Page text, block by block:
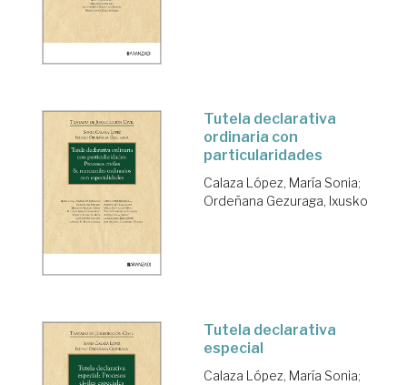
Tutela declarativa
ordinaria con
particularidades
Calaza López, María Sonia;
Ordeñana Gezuraga, Ixusko
Tutela declarativa
especial
Calaza López, María Sonia;